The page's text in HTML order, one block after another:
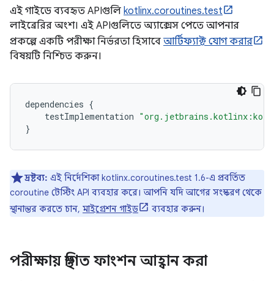
এই গাইডে ব্যবহৃত APIগুলি kotlinx.coroutines.test
লাইব্রেরির অংশ। এই APIগুলিতে অ্যাক্সেস পেতে আপনার
প্রকল্পে একটি পরীক্ষা নির্ভরতা হিসাবে আর্টিফ্যাক্ট যোগ করার
বিষয়টি নিশ্চিত করুন।
dependencies {
testImplementation
}
দ্রষ্টব্য: এই নির্দেশিকা kotlinx.coroutines.test 1.6-এ প্রবর্তিত
coroutine টেস্টিং API ব্যবহার করে। আপনি যদি আগের সংস্করণ থেকে
স্থানান্তর করতে চান, মাইগ্রেশন গাইড ব্যবহার করুন।
পরীক্ষায় স্থগিত ফাংশন আহ্বান করা